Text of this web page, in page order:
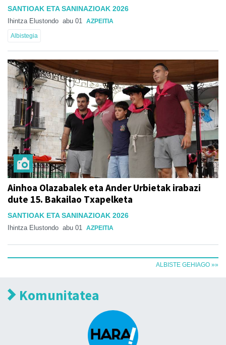
SANTIOAK ETA SANINAZIOAK 2026
Ihintza Elustondo abu 01 AZPEITIA
Albistegia
Ainhoa Olazabalek eta Ander Urbietak irabazi
dute 15. Bakailao Txapelketa
SANTIOAK ETA SANINAZIOAK 2026
Ihintza Elustondo abu 01 AZPEITIA
ALBISTE GEHIAGO »»
Komunitatea